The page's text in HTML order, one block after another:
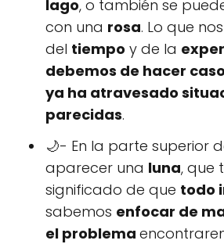
lago, o también se
con una rosa. Lo que
del tiempo y de la
debemos de hacer
ya ha atravesado
parecidas.
🌙- En la parte superior
aparecer una luna, que
significado de que todo
sabemos enfocar de
el problema